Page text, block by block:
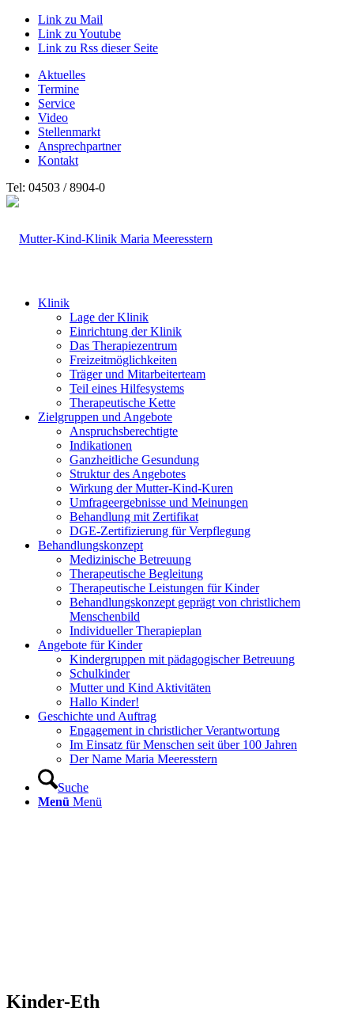
Link zu Mail
Link zu Youtube
Link zu Rss dieser Seite
Aktuelles
Termine
Service
Video
Stellenmarkt
Ansprechpartner
Kontakt
Tel: 04503 / 8904-0
Klinik
Lage der Klinik
Einrichtung der Klinik
Das Therapiezentrum
Freizeitmöglichkeiten
Träger und Mitarbeiterteam
Teil eines Hilfesystems
Therapeutische Kette
Zielgruppen und Angebote
Anspruchsberechtigte
Indikationen
Ganzheitliche Gesundung
Struktur des Angebotes
Wirkung der Mutter-Kind-Kuren
Umfrageergebnisse und Meinungen
Behandlung mit Zertifikat
DGE-Zertifizierung für Verpflegung
Behandlungskonzept
Medizinische Betreuung
Therapeutische Begleitung
Therapeutische Leistungen für Kinder
Behandlungskonzept geprägt von christlichem
Menschenbild
Individueller Therapieplan
Angebote für Kinder
Kindergruppen mit pädagogischer Betreuung
Schulkinder
Mutter und Kind Aktivitäten
Hallo Kinder!
Geschichte und Auftrag
Engagement in christlicher Verantwortung
Im Einsatz für Menschen seit über 100 Jahren
Der Name Maria Meeresstern
Suche
Menü Menü
Kinder-Eth